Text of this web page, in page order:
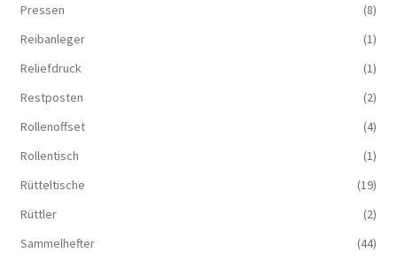
Pressen
(8)
Reibanleger
(1)
Reliefdruck
(1)
Restposten
(2)
Rollenoffset
(4)
Rollentisch
(1)
Rütteltische
(19)
Rüttler
(2)
Sammelhefter
(44)